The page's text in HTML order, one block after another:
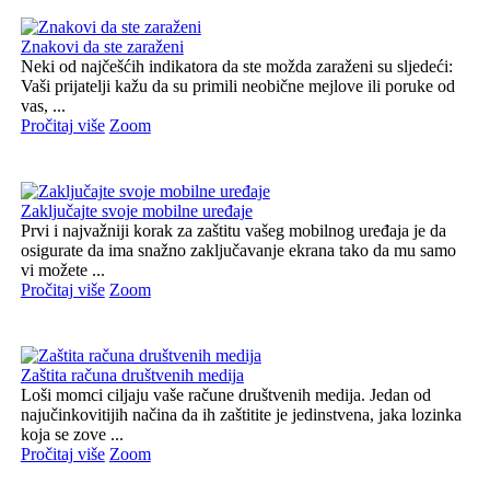
Znakovi da ste zaraženi
Neki od najčešćih indikatora da ste možda zaraženi su sljedeći:
Vaši prijatelji kažu da su primili neobične mejlove ili poruke od
vas, ...
Pročitaj više Zoom
Zaključajte svoje mobilne uređaje
Prvi i najvažniji korak za zaštitu vašeg mobilnog uređaja je da
osigurate da ima snažno zaključavanje ekrana tako da mu samo
vi možete ...
Pročitaj više Zoom
Zaštita računa društvenih medija
Loši momci ciljaju vaše račune društvenih medija. Jedan od
najučinkovitijih načina da ih zaštitite je jedinstvena, jaka lozinka
koja se zove ...
Pročitaj više Zoom